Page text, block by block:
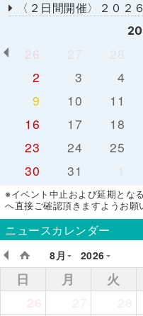
〈２日間開催〉２０２
26
2
3 4
9
10 11
16
17 18
23
24 25
30
31
※イベント中止および延期とな
へ直接ご確認頂きますようお願
ニュースカレンダー
8月
2026
日 月 火
26